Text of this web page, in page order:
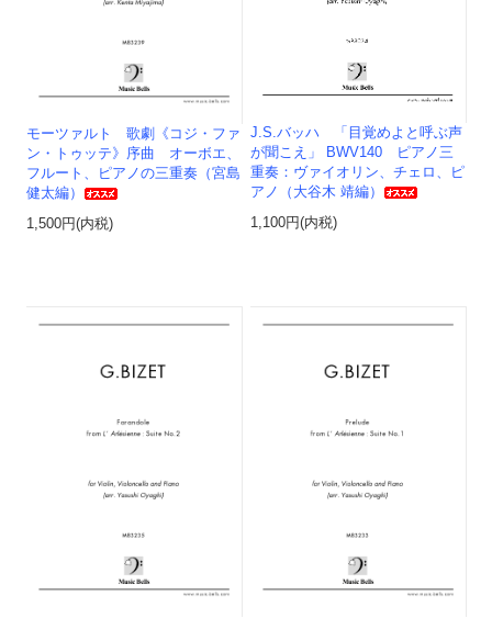
モーツァルト 歌劇《コジ・ファ
ン・トゥッテ》序曲 オーボエ、
フルート、ピアノの三重奏（宮島
健太編）
1,500円(内税)
J.S.バッハ 「目覚めよと呼ぶ声
が聞こえ」 BWV140 ピアノ三
重奏：ヴァイオリン、チェロ、ピ
アノ（大谷木 靖編）
1,100円(内税)